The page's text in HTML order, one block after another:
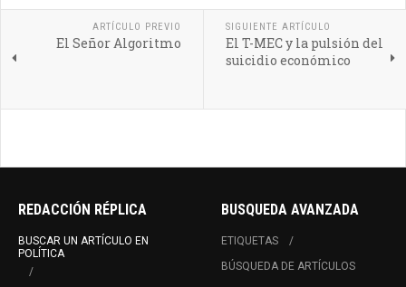
ARTÍCULO PREVIO
El Señor Algoritmo
SIGUIENTE ARTÍCULO
El T-MEC y la pulsión del
suicidio económico
REDACCIÓN RÉPLICA
BUSCAR UN ARTÍCULO EN
POLÍTICA
BUSQUEDA AVANZADA
ETIQUETAS
BÚSQUEDA DE ARTÍCULOS